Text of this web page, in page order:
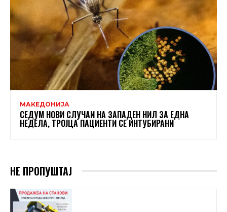
МАКЕДОНИЈА
СЕДУМ НОВИ СЛУЧАИ НА ЗАПАДЕН НИЛ ЗА ЕДНА
НЕДЕЛА, ТРОЈЦА ПАЦИЕНТИ СЕ ИНТУБИРАНИ
НЕ ПРОПУШТАЈ